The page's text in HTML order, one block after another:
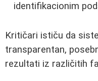
identifikacionim
Kritičari ističu da
transparentan,
rezultati iz različitih